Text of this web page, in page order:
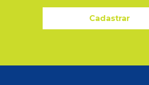
Cadastrar